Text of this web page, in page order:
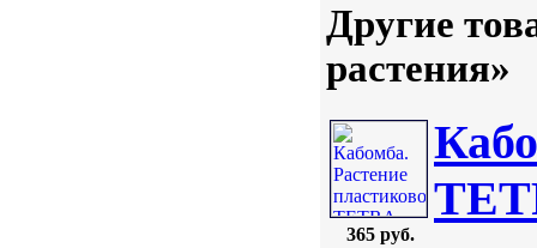
Другие
растения»
365 руб.